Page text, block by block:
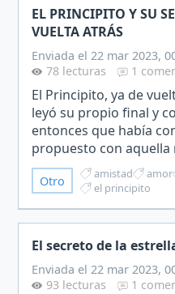
EL PRINCIPITO Y SU
VUELTA ATRÁS
Enviada el 22 mar 2023,
78 lecturas
1
El Principito, ya de
leyó su propio final y
entonces que había
propuesto con
Con una media
para su…
Otro amistad amor
el principito
El secreto de la
Enviada el 22 mar 2023,
93 lecturas
1